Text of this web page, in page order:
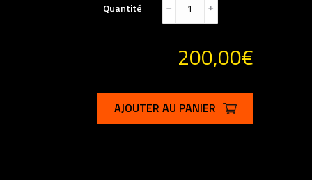
Quantité ﹣ ﹢
200,00€
AJOUTER AU PANIER